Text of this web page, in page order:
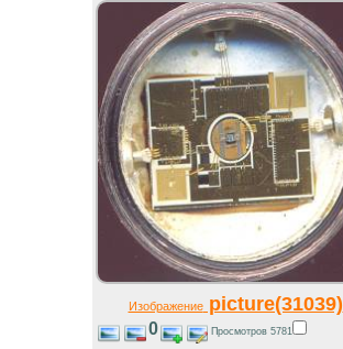
Изображениеpicture(31039)
0 Просмотров 5781